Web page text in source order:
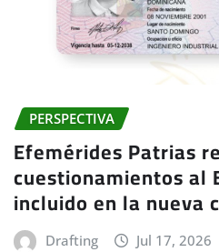
PERSPECTIVA
Efemérides Patrias
cuestionamientos al
incluido en la nueva
Drafting Jul 17, 2026